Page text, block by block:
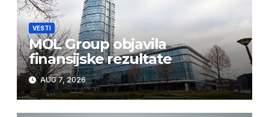
VESTI
MOL Group objavila
finansijske rezultate
AUG 7, 2026